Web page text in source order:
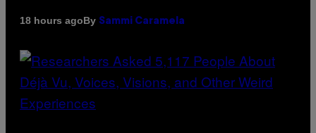
18 hours agoBy Sammi Caramela